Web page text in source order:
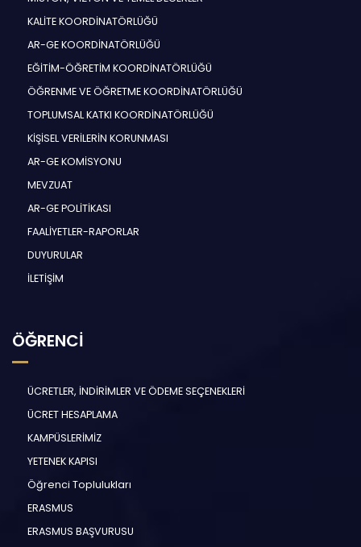
KALİTE KOORDİNATÖRLÜĞÜ
AR-GE KOORDİNATÖRLÜĞÜ
EĞİTİM-ÖĞRETİM KOORDİNATÖRLÜĞÜ
ÖĞRENME VE ÖĞRETME KOORDİNATÖRLÜĞÜ
TOPLUMSAL KATKI KOORDİNATÖRLÜĞÜ
KİŞİSEL VERİLERİN KORUNMASI
AR-GE KOMİSYONU
MEVZUAT
AR-GE POLİTİKASI
FAALİYETLER-RAPORLAR
DUYURULAR
İLETİŞİM
ÖĞRENCİ
ÜCRETLER, İNDİRİMLER VE ÖDEME SEÇENEKLERİ
ÜCRET HESAPLAMA
KAMPÜSLERİMİZ
YETENEK KAPISI
Öğrenci Toplulukları
ERASMUS
ERASMUS BAŞVURUSU